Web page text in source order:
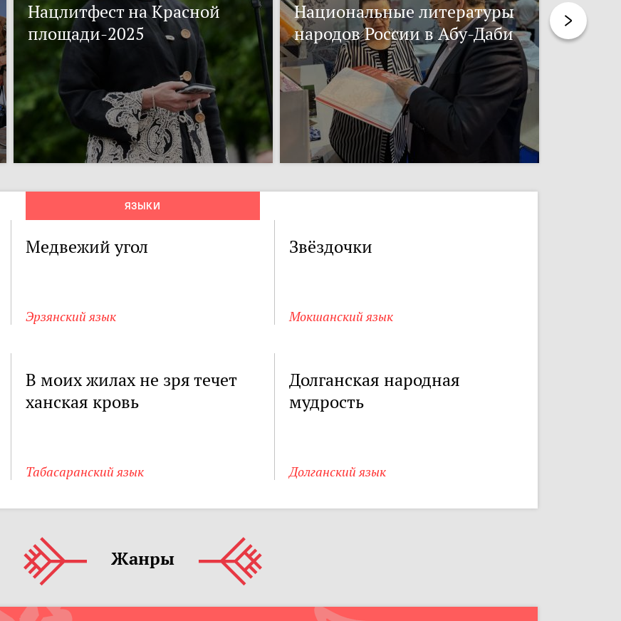
Нацлитфест на Красной
площади-2025
Национальные литературы
народов России в Абу-Даби
ЯЗЫКИ
Медвежий угол
Эрзянский язык
Звёздочки
Мокшанский язык
В моих жилах не зря течет
ханская кровь
Табасаранский язык
Долганская народная
мудрость
Долганский язык
Жанры